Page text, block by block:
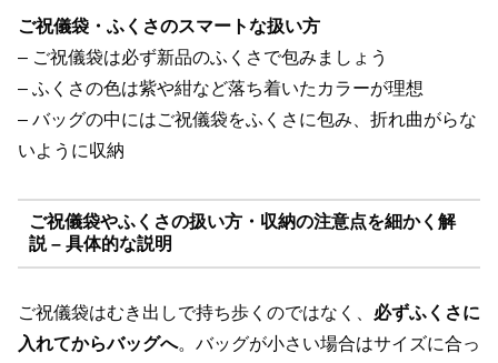
ご祝儀袋・ふくさのスマートな扱い方
– ご祝儀袋は必ず新品のふくさで包みましょう
– ふくさの色は紫や紺など落ち着いたカラーが理想
– バッグの中にはご祝儀袋をふくさに包み、折れ曲がらな
いように収納
ご祝儀袋やふくさの扱い方・収納の注意点を細かく解
説 – 具体的な説明
ご祝儀袋はむき出しで持ち歩くのではなく、 必ずふくさに
入れてからバッグへ。バッグが小さい場合はサイズに合っ